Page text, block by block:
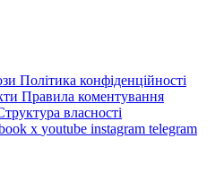
Політика конфіденційності
Правила коментування
власності
x youtube instagram telegram